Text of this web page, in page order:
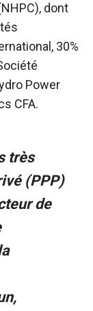
dont
30%
Power
CFA.
très
(PPP)
de